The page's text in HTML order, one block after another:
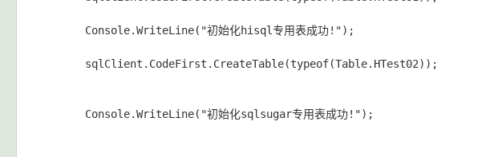
      Console.WriteLine("初始化hisql专用表成功!");
      sqlClient.CodeFirst.CreateTable(typeof(Table.HTest02));
      Console.WriteLine("初始化sqlsugar专用表成功!");